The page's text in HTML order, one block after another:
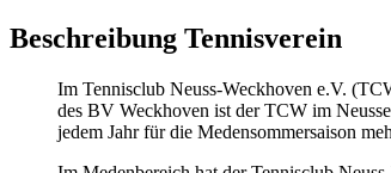
Beschreibung Tennisverein
Im Tennisclub Neuss-Weckhoven e.V.
des BV Weckhoven ist der TCW im
jedem Jahr für die Medensommersaison